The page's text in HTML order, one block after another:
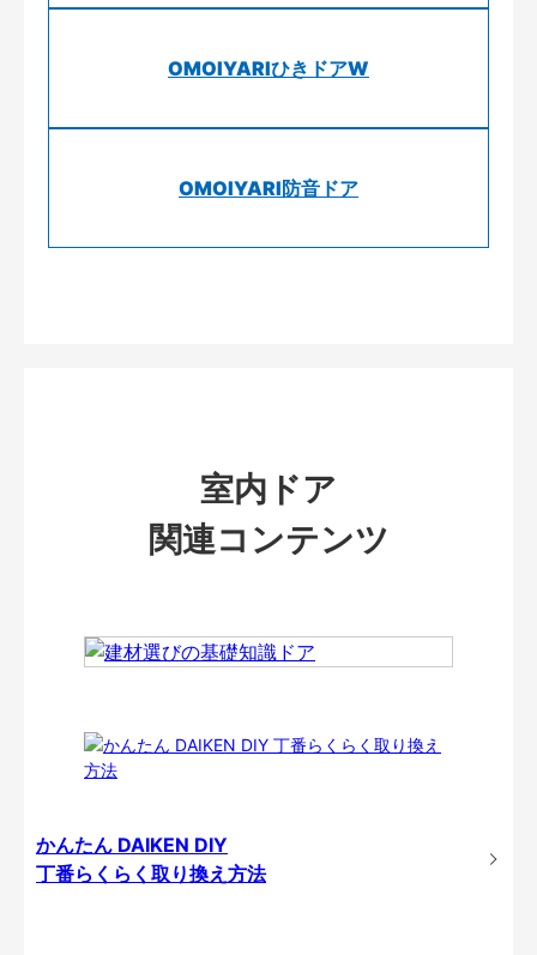
OMOIYARIひきドアW
OMOIYARI防音ドア
室内ドア
関連コンテンツ
かんたん DAIKEN DIY
丁番らくらく取り換え方法